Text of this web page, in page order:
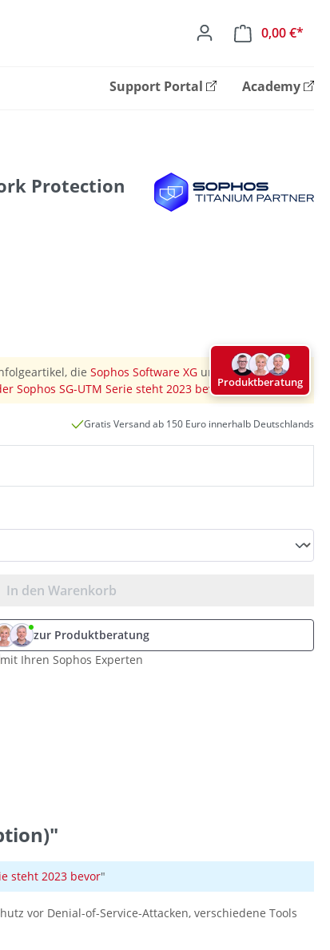
0,00 €*
Support Portal Academy
Protection
die Sophos Software XG und diesen
Sophos SG-UTM Serie steht 2023 bevor"
Gratis Versand ab 150 Euro innerhalb Deutschlands
In den Warenkorb
zur Produktberatung
mit Ihren Sophos Experten
steht 2023 bevor"
vor Denial-of-Service-Attacken, verschiedene Tools
Produktberatung